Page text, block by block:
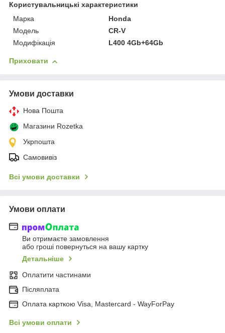
Користувальницькі характеристики
Марка
Honda
Мoдель
CR-V
Модифікація
L400 4Gb+64Gb
Приховати
Умови доставки
Нова Пошта
Магазини Rozetka
Укрпошта
Самовивіз
Всі умови доставки
Умови оплати
Ви отримаєте замовлення
або гроші повернуться на вашу картку
Детальніше
Оплатити частинами
Післяплата
Оплата карткою Visa, Mastercard - WayForPay
Всі умови оплати